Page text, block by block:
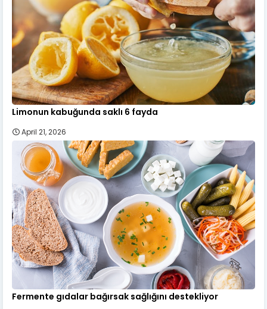
Limonun kabuğunda saklı 6 fayda
April 21, 2026
Fermente gıdalar bağırsak sağlığını destekliyor